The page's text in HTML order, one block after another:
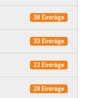
38 Einträge
33 Einträge
22 Einträge
28 Einträge